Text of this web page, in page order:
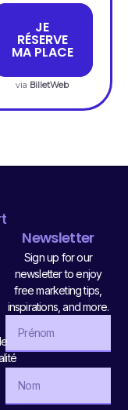
JE
RÉSERVE
MA PLACE
via BilletWeb
Newsletter
Sign up for our
newsletter to enjoy
free marketing tips,
inspirations, and more.